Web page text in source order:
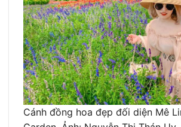
Cánh đồng hoa đẹp đối diện Mê